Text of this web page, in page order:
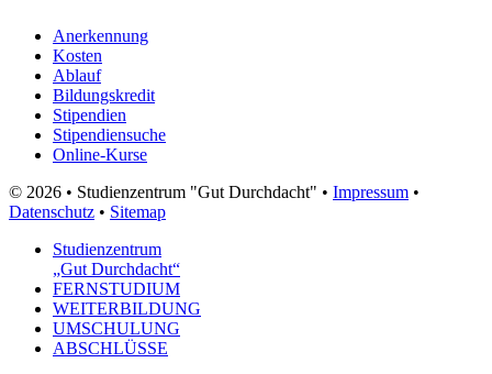
Anerkennung
Kosten
Ablauf
Bildungskredit
Stipendien
Stipendiensuche
Online-Kurse
© 2026 • Studienzentrum "Gut Durchdacht" • Impressum •
Datenschutz • Sitemap
Studienzentrum
„Gut Durchdacht“
FERNSTUDIUM
WEITERBILDUNG
UMSCHULUNG
ABSCHLÜSSE